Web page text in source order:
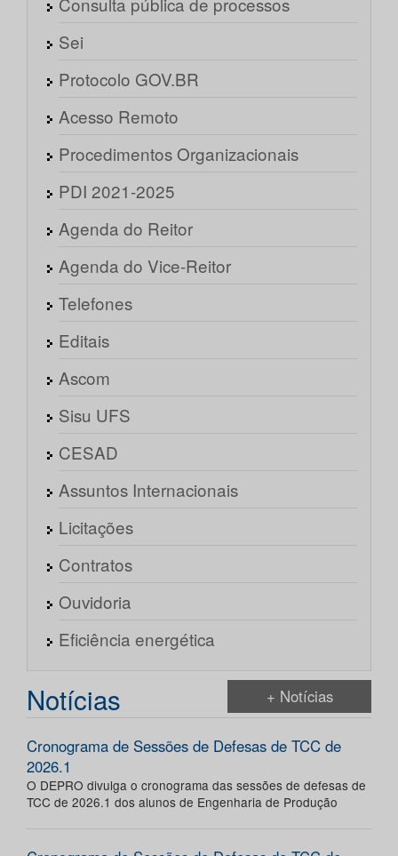
Sei
Protocolo GOV.BR
Acesso Remoto
Procedimentos Organizacionais
PDI 2021-2025
Agenda do Reitor
Agenda do Vice-Reitor
Telefones
Editais
Ascom
Sisu UFS
CESAD
Assuntos Internacionais
Licitações
Contratos
Ouvidoria
Eficiência energética
Notícias + Notícias
Cronograma de Sessões de Defesas de TCC de
2026.1
O DEPRO divulga o cronograma das sessões de defesas de
TCC de 2026.1 dos alunos de Engenharia de Produção